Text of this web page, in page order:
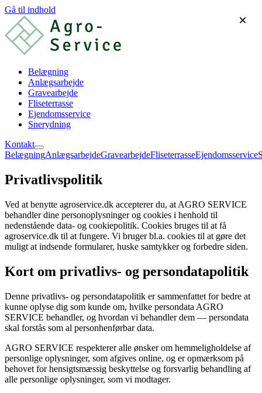
Gå til indhold
Belægning
Anlægsarbejde
Gravearbejde
Fliseterrasse
Ejendomsservice
Snerydning
Kontakt
×
BelægningAnlægsarbejdeGravearbejdeFliseterrasseEjendomsservice
Privatlivspolitik
Ved at benytte agroservice.dk accepterer du, at AGRO SERVICE
behandler dine personoplysninger og cookies i henhold til
nedenstående data- og cookiepolitik. Cookies bruges til at få
agroservice.dk til at fungere. Vi bruger bl.a. cookies til at gøre det
muligt at indsende formularer, huske samtykker og forbedre siden.
Kort om privatlivs- og persondatapolitik
Denne privatlivs- og persondatapolitik er sammenfattet for bedre at
kunne oplyse dig som kunde om, hvilke persondata AGRO
SERVICE behandler, og hvordan vi behandler dem — persondata
skal forstås som al personhenførbar data.
AGRO SERVICE respekterer alle ønsker om hemmeligholdelse af
personlige oplysninger, som afgives online, og er opmærksom på
behovet for hensigtsmæssig beskyttelse og forsvarlig behandling af
alle personlige oplysninger, som vi modtager.